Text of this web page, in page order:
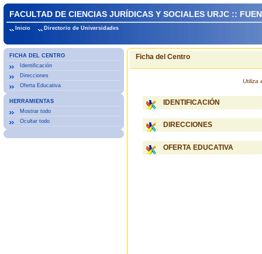
FACULTAD DE CIENCIAS JURÍDICAS Y SOCIALES URJC ::
Inicio Directorio de Universidades
FICHA DEL CENTRO
Identificación
Direcciones
Oferta Educativa
HERRAMIENTAS
Mostrar todo
Ocultar todo
Ficha del Centro
Utiliza
IDENTIFICACIÓN
DIRECCIONES
OFERTA EDUCATIVA